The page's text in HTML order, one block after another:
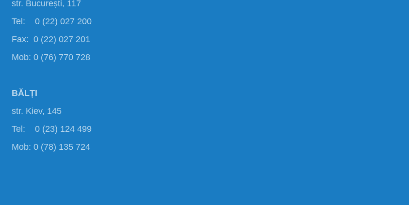
str. București, 117
Tel: 0 (22) 027 200
Fax: 0 (22) 027 201
Mob: 0 (76) 770 728
BĂLȚI
str. Kiev, 145
Tel: 0 (23) 124 499
Mob: 0 (78) 135 724